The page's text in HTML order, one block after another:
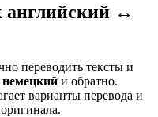
английский ↔
переводить тексты и
немецкий и обратно.
варианты перевода и